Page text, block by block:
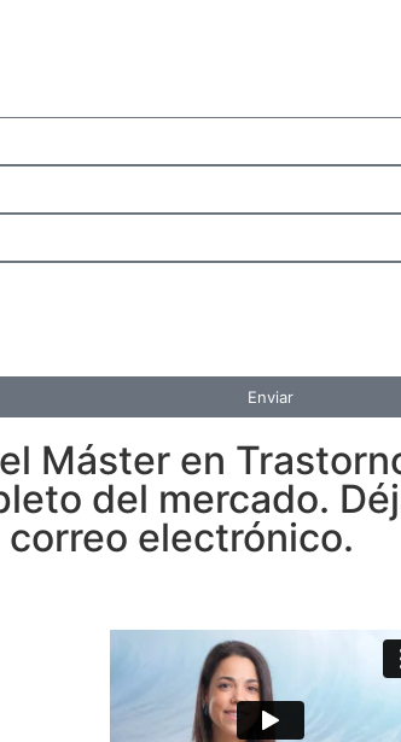
Enviar
Máster en
del mercado.
electrónico.